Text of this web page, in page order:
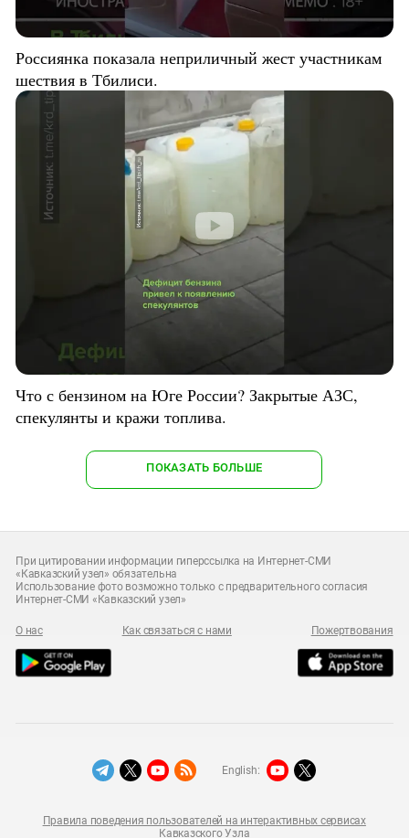
Россиянка показала неприличный жест участникам
шествия в Тбилиси.
Что с бензином на Юге России? Закрытые АЗС,
спекулянты и кражи топлива.
ПОКАЗАТЬ БОЛЬШЕ
При цитировании информации гиперссылка на Интернет-СМИ
«Кавказский узел» обязательна
Использование фото возможно только с предварительного согласия
Интернет-СМИ «Кавказский узел»
О нас Как связаться с нами Пожертвования
Правила поведения пользователей на интерактивных сервисах
Кавказского Узла
English: